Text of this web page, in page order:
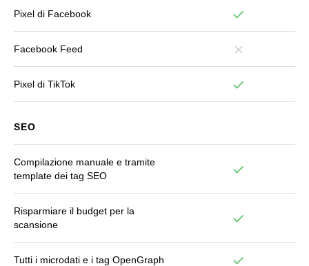
Pixel di Facebook
Facebook Feed
Pixel di TikTok
SEO
Compilazione manuale e tramite
template dei tag SEO
Risparmiare il budget per la
scansione
Tutti i microdati e i tag OpenGraph